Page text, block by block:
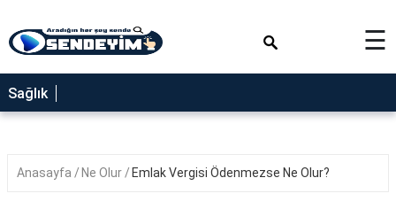
SAĞLIK
NEDİR
YEMEK
☰
Sağlık
Anasayfa Ne Olur Emlak Vergisi Ödenmezse Ne Olur?